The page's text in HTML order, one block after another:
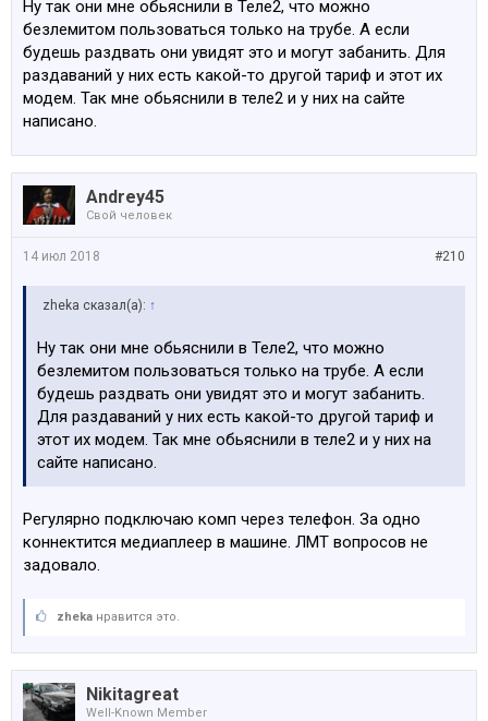
Ну так они мне обьяснили в Теле2, что можно
безлемитом пользоваться только на трубе. А если
будешь раздвать они увидят это и могут забанить. Для
раздаваний у них есть какой-то другой тариф и этот их
модем. Так мне обьяснили в теле2 и у них на сайте
написано.
Andrey45
Свой человек
#210
14 июл 2018
zheka сказал(а): ↑
Ну так они мне обьяснили в Теле2, что можно
безлемитом пользоваться только на трубе. А если
будешь раздвать они увидят это и могут забанить.
Для раздаваний у них есть какой-то другой тариф и
этот их модем. Так мне обьяснили в теле2 и у них на
сайте написано.
Регулярно подключаю комп через телефон. За одно
коннектится медиаплеер в машине. ЛМТ вопросов не
задовало.
zheka нравится это.
Nikitagreat
Well-Known Member